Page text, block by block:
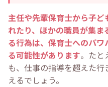
主任や先輩保育士から子ど
れたり、ほかの職員が集ま
る行為は、保育士へのパワ
る可能性があります。たと
も、仕事の指導を超えた行
えるでしょう。